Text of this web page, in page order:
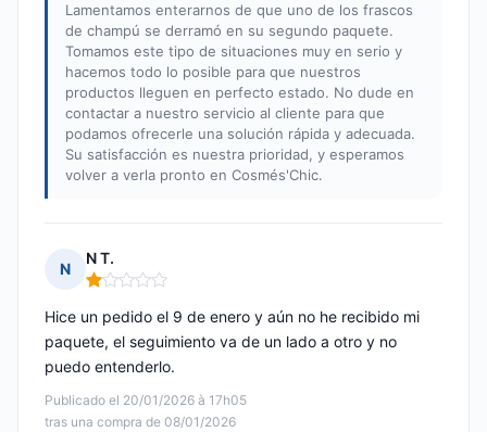
Lamentamos enterarnos de que uno de los frascos
de champú se derramó en su segundo paquete.
Tomamos este tipo de situaciones muy en serio y
hacemos todo lo posible para que nuestros
productos lleguen en perfecto estado. No dude en
contactar a nuestro servicio al cliente para que
podamos ofrecerle una solución rápida y adecuada.
Su satisfacción es nuestra prioridad, y esperamos
volver a verla pronto en Cosmés'Chic.
N
N T.
Nota: 1 de 5
Publicado el 20/01/2026 à 17h05
tras una compra de 08/01/2026
Hice un pedido el 9 de enero y aún no he recibido mi
paquete, el seguimiento va de un lado a otro y no
puedo entenderlo.